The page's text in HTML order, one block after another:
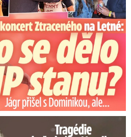
Zemřel mu táta (†68)!